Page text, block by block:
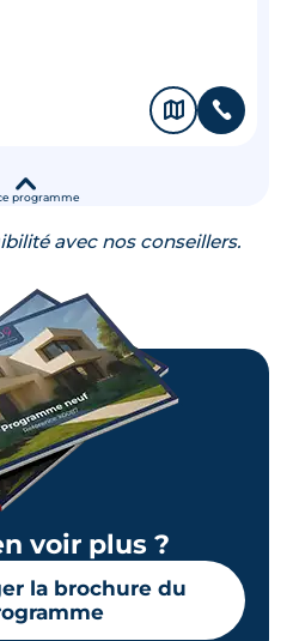
programme
🗞 📞
▾
avec nos conseillers.
voir plus ?
la brochure du